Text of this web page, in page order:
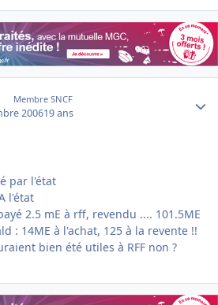
Membre SNCF
200619 ans
par l'état
l'état
2.5 mE à rff, revendu .... 101.5ME
: 14ME à l'achat, 125 à la revente !!
bien été utiles à RFF non ?